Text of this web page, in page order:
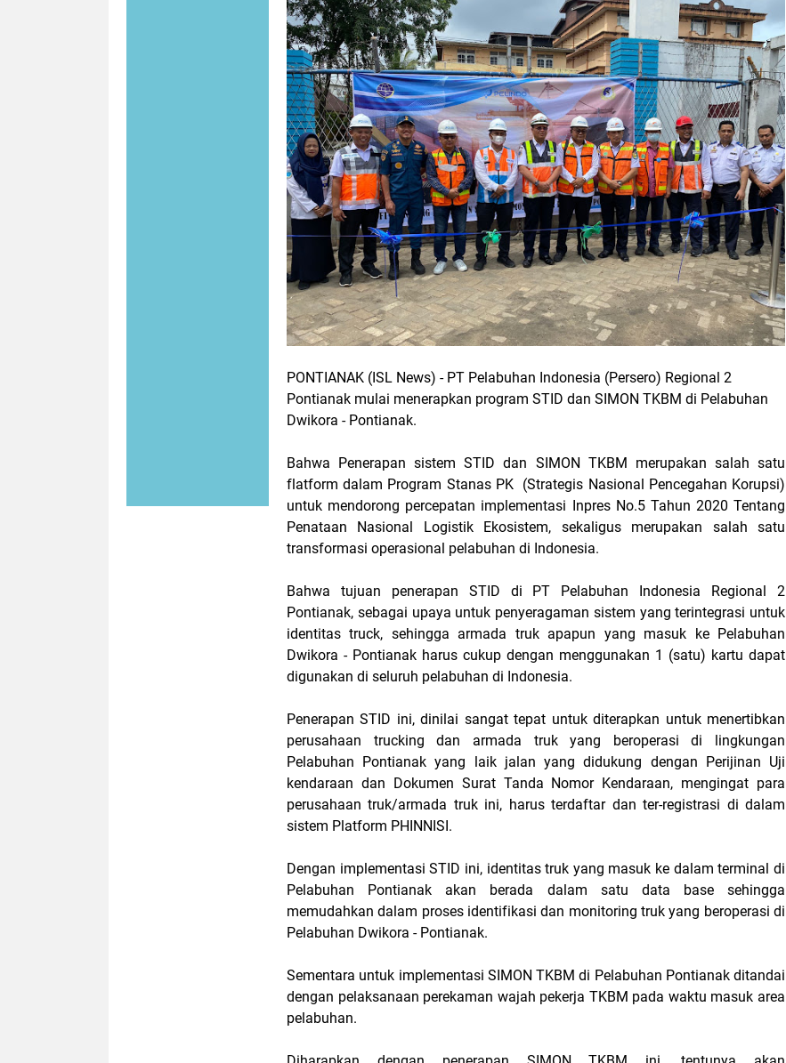
PONTIANAK (ISL News) - PT Pelabuhan Indonesia (Persero) Regional 2
Pontianak mulai menerapkan program STID dan SIMON TKBM di Pelabuhan
Dwikora - Pontianak.
Bahwa Penerapan sistem STID dan SIMON TKBM merupakan salah satu
flatform dalam Program Stanas PK (Strategis Nasional Pencegahan Korupsi)
untuk mendorong percepatan implementasi Inpres No.5 Tahun 2020 Tentang
Penataan Nasional Logistik Ekosistem, sekaligus merupakan salah satu
transformasi operasional pelabuhan di Indonesia.
Bahwa tujuan penerapan STID di PT Pelabuhan Indonesia Regional 2
Pontianak, sebagai upaya untuk penyeragaman sistem yang terintegrasi untuk
identitas truck, sehingga armada truk apapun yang masuk ke Pelabuhan
Dwikora - Pontianak harus cukup dengan menggunakan 1 (satu) kartu dapat
digunakan di seluruh pelabuhan di Indonesia.
Penerapan STID ini, dinilai sangat tepat untuk diterapkan untuk menertibkan
perusahaan trucking dan armada truk yang beroperasi di lingkungan
Pelabuhan Pontianak yang laik jalan yang didukung dengan Perijinan Uji
kendaraan dan Dokumen Surat Tanda Nomor Kendaraan, mengingat para
perusahaan truk/armada truk ini, harus terdaftar dan ter-registrasi di dalam
sistem Platform PHINNISI.
Dengan implementasi STID ini, identitas truk yang masuk ke dalam terminal di
Pelabuhan Pontianak akan berada dalam satu data base sehingga
memudahkan dalam proses identifikasi dan monitoring truk yang beroperasi di
Pelabuhan Dwikora - Pontianak.
Sementara untuk implementasi SIMON TKBM di Pelabuhan Pontianak ditandai
dengan pelaksanaan perekaman wajah pekerja TKBM pada waktu masuk area
pelabuhan.